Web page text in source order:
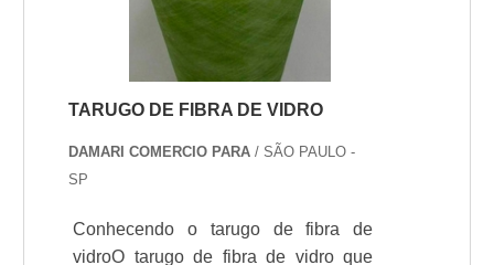
manípulo.Conheça os modelos de
manípuloEm alguns lugares sío
TARUGO DE FIBRA DE VIDRO
DAMARI COMERCIO PARA / SÃO PAULO -
SP
Conhecendo o tarugo de fibra de
vidroO tarugo de fibra de vidro que